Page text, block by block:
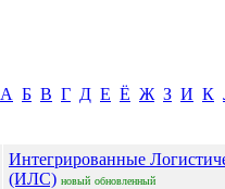
А Б В Г Д Е Ё Ж З И К
Интегрированные
(ИЛС) новый обновленный